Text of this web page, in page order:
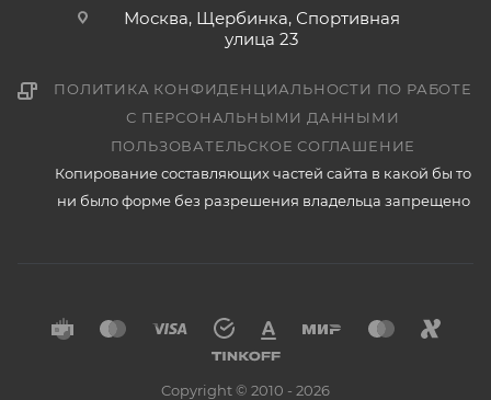
Москва, Щербинка, Спортивная
улица 23
ПОЛИТИКА КОНФИДЕНЦИАЛЬНОСТИ ПО РАБОТЕ
С ПЕРСОНАЛЬНЫМИ ДАННЫМИ
ПОЛЬЗОВАТЕЛЬСКОЕ СОГЛАШЕНИЕ
Копирование составляющих частей сайта в какой бы то
ни было форме без разрешения владельца запрещено
Copyright © 2010 - 2026